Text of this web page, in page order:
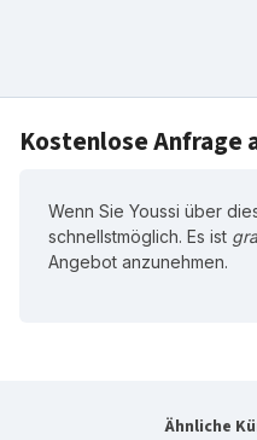
Kostenlose Anfrage
Wenn Sie Youssi über
schnellstmöglich. Es ist
Angebot anzunehmen.
Ähnliche